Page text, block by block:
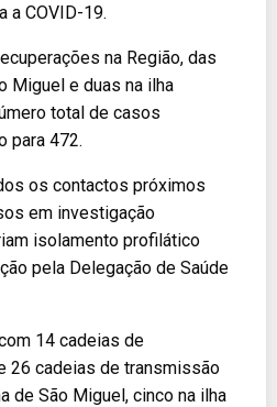
a COVID-19.
na Região, das
Miguel e duas na ilha
total de casos
para 472.
os contactos próximos
em investigação
isolamento profilático
pela Delegação de Saúde
14 cadeias de
26 cadeias de transmissão
de São Miguel, cinco na ilha